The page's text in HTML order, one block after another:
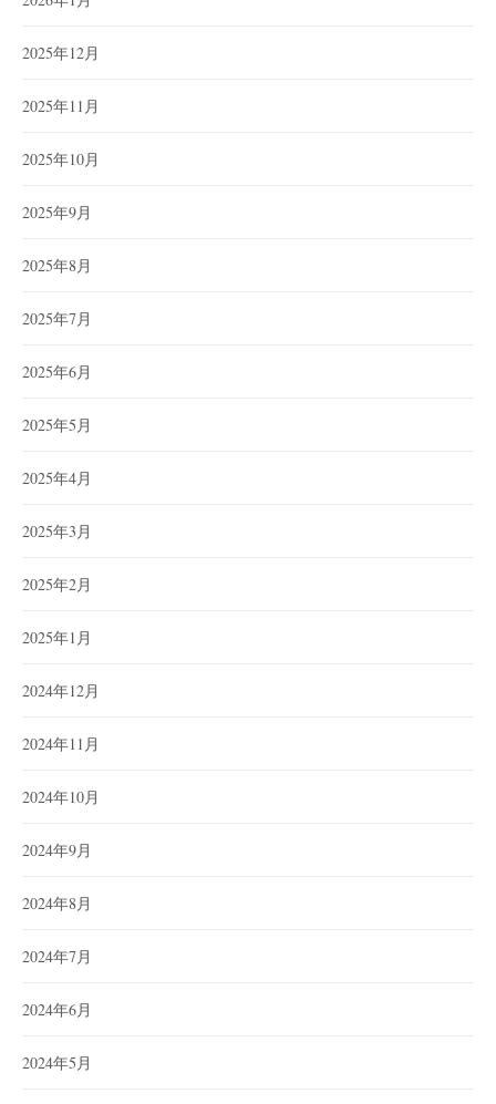
2025年12月
2025年11月
2025年10月
2025年9月
2025年8月
2025年7月
2025年6月
2025年5月
2025年4月
2025年3月
2025年2月
2025年1月
2024年12月
2024年11月
2024年10月
2024年9月
2024年8月
2024年7月
2024年6月
2024年5月